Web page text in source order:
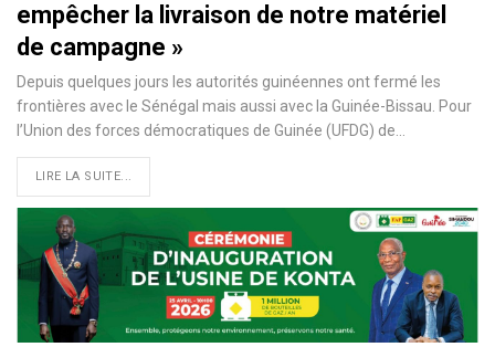
empêcher la livraison de notre matériel
de campagne »
Depuis quelques jours les autorités guinéennes ont fermé les
frontières avec le Sénégal mais aussi avec la Guinée-Bissau. Pour
l’Union des forces démocratiques de Guinée (UFDG) de…
LIRE LA SUITE...